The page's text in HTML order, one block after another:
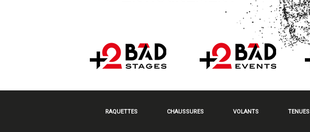
RAQUETTES CHAUSSURES VOLANTS TENUES